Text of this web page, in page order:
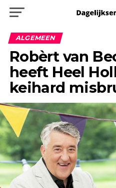
ALGEMEEN
Robèrt van
heeft Heel
keihard